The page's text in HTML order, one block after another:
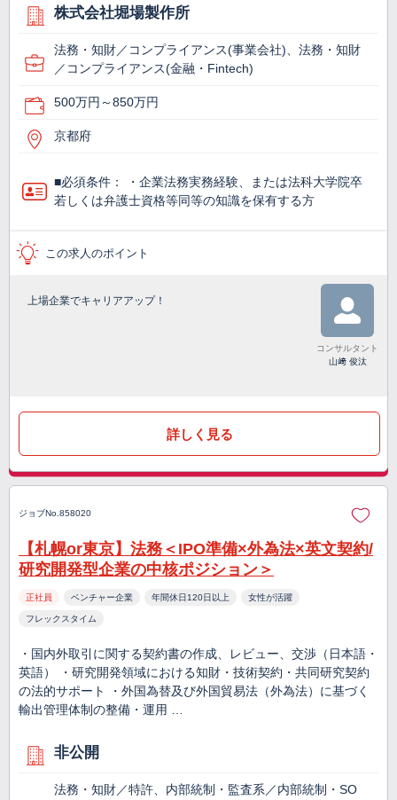
株式会社堀場製作所
法務・知財／コンプライアンス(事業会社)、法務・知財
／コンプライアンス(金融・Fintech)
500万円～850万円
京都府
■必須条件： ・企業法務実務経験、または法科大学院卒
若しくは弁護士資格等同等の知識を保有する方
この求人のポイント
上場企業でキャリアアップ！
コンサルタント
山﨑 俊汰
詳しく見る
ジョブNo.858020
【札幌or東京】法務＜IPO準備×外為法×英文契約/
研究開発型企業の中核ポジション＞
正社員 ベンチャー企業 年間休日120日以上 女性が活躍
フレックスタイム
・国内外取引に関する契約書の作成、レビュー、交渉（日本語・
英語） ・研究開発領域における知財・技術契約・共同研究契約
の法的サポート ・外国為替及び外国貿易法（外為法）に基づく
輸出管理体制の整備・運用 …
非公開
法務・知財／特許、内部統制・監査系／内部統制・SO